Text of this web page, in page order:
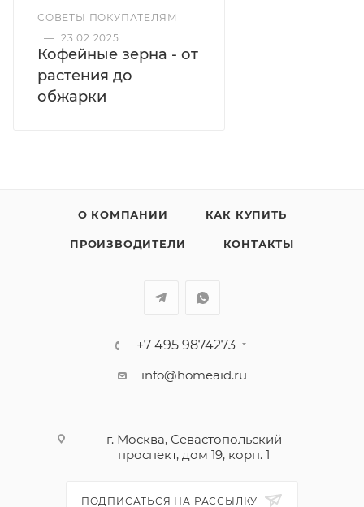
Кнопка вкл/выкл
Регулировка степени помола - 15 макро 50 микро
Доступные степени помола - Супертонкий, тонкий,
средний (SUPERFINE, FINE, MEDIUM)
Помол для эспрессо - одинарный/двойной
Напряжение 220-240 В
Длина кабеля 100 см
СОВЕТЫ ПОКУПАТЕЛЯМ
— 23.02.2025
Кофейные зерна - от
растения до
обжарки
О КОМПАНИИ КАК КУПИТЬ
ПРОИЗВОДИТЕЛИ КОНТАКТЫ
+7 495 9874273
info@homeaid.ru
г. Москва, Севастопольский
проспект, дом 19, корп. 1
ПОДПИСАТЬСЯ НА РАССЫЛКУ